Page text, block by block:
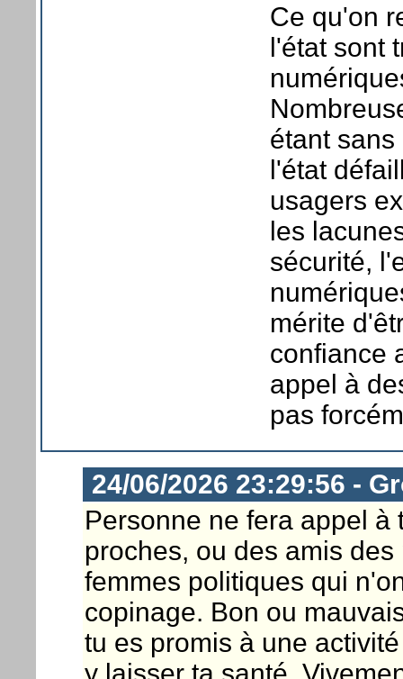
Ce qu'on
l'état sont
étant
l'état
usagers
les
sécurité,
mérite
confiance
appel à
pas
24/06/2026 23:29:56 -
Personne ne fera appel à
proches, ou des amis
femmes politiques qui
copinage. Bon ou
tu es promis à une
y laisser ta santé.